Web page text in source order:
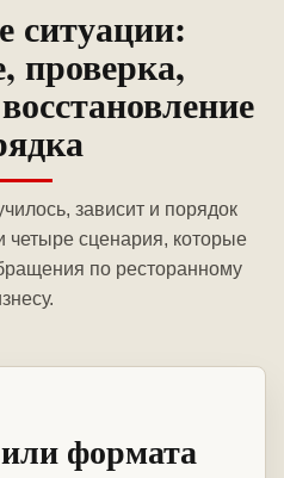
ситуации:
проверка,
зависит и порядок
четыре сценария, которые
по ресторанному
формата